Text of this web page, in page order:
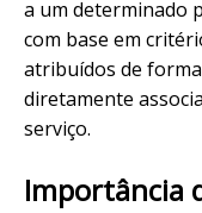
a um determinado
com base em
atribuídos de
diretamente
serviço.
Importância